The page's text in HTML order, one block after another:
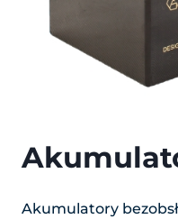
Akumulatory